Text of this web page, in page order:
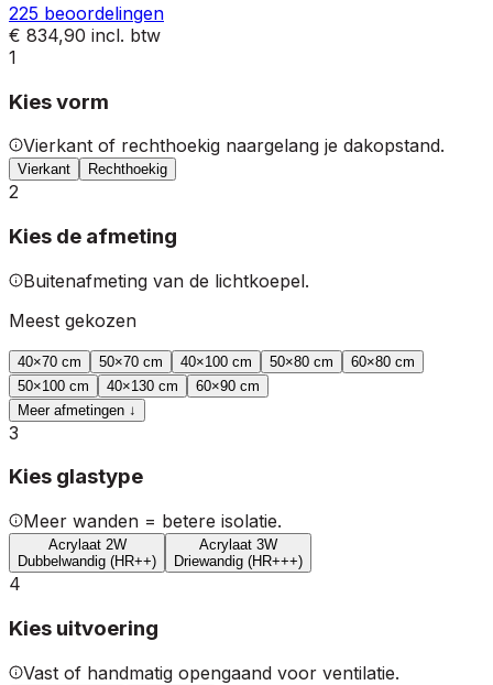
225 beoordelingen
€ 834,90 incl. btw
1
Kies vorm
Vierkant of rechthoekig naargelang je dakopstand.
Vierkant Rechthoekig
2
Kies de afmeting
Buitenafmeting van de lichtkoepel.
Meest gekozen
40×70 cm 50×70 cm 40×100 cm 50×80 cm 60×80 cm
50×100 cm 40×130 cm 60×90 cm
Meer afmetingen ↓
3
Kies glastype
Meer wanden = betere isolatie.
Acrylaat 2W
Dubbelwandig (HR++)
Acrylaat 3W
Driewandig (HR+++)
4
Kies uitvoering
Vast of handmatig opengaand voor ventilatie.